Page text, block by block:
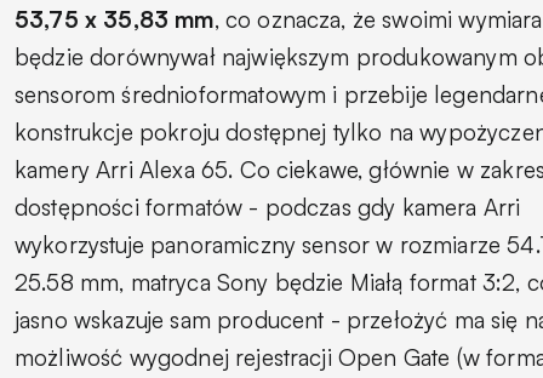
53,75 x 35,83 mm, co oznacza, że swoimi
będzie dorównywał największym produkowanym
sensorom średnioformatowym i przebije
konstrukcje pokroju dostępnej tylko na
kamery Arri Alexa 65. Co ciekawe, głównie w
dostępności formatów - podczas gdy kamera Arri
wykorzystuje panoramiczny sensor w rozmiarze
25.58 mm, matryca Sony będzie Miałą format 3:2,
jasno wskazuje sam producent - przełożyć ma się
możliwość wygodnej rejestracji Open Gate (w